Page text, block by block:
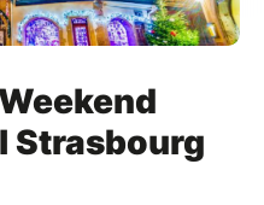
Strasbourg